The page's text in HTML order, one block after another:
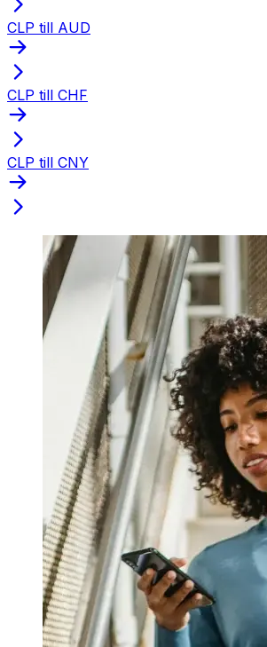
CLP till AUD
CLP till CHF
CLP till CNY